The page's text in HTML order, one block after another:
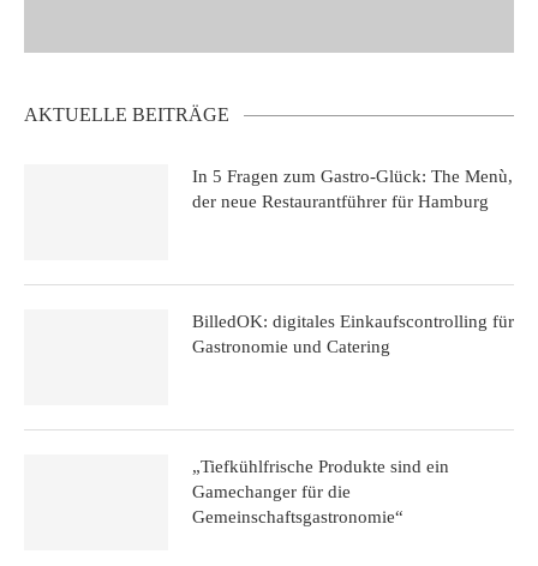
AKTUELLE BEITRÄGE
In 5 Fragen zum Gastro-Glück: The Menù,
der neue Restaurantführer für Hamburg
BilledOK: digitales Einkaufscontrolling für
Gastronomie und Catering
„Tiefkühlfrische Produkte sind ein
Gamechanger für die
Gemeinschaftsgastronomie“